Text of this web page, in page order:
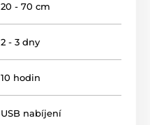
20 - 70 cm
2 - 3 dny
10 hodin
USB nabíjení